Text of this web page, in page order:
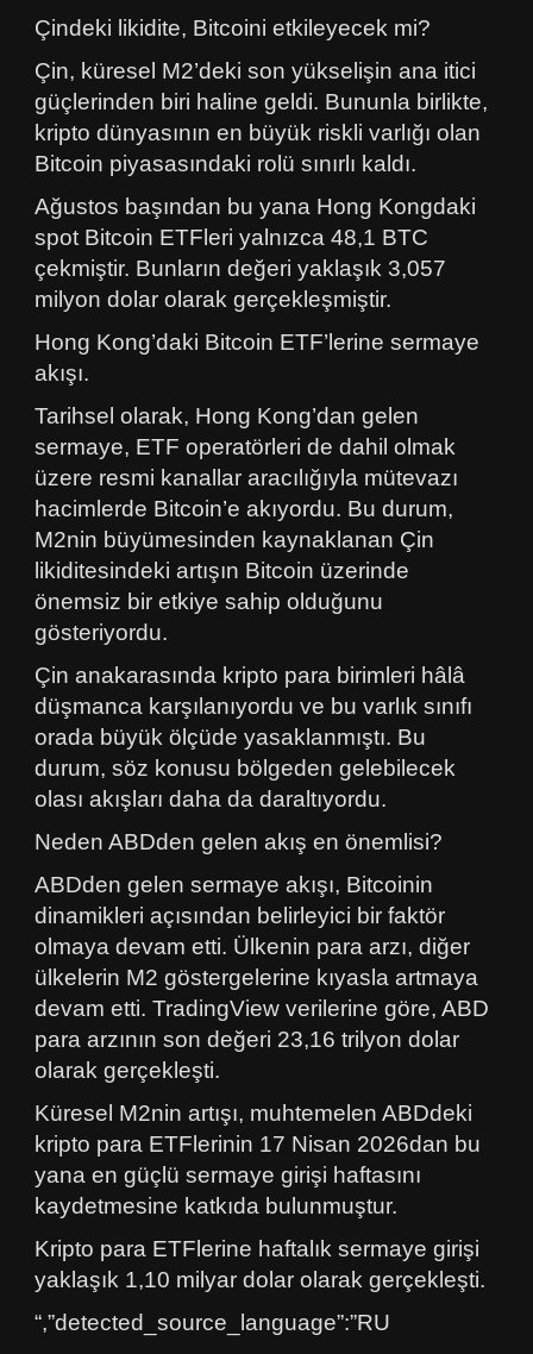
Çindeki likidite, Bitcoini etkileyecek mi?
Çin, küresel M2’deki son yükselişin ana itici
güçlerinden biri haline geldi. Bununla birlikte,
kripto dünyasının en büyük riskli varlığı olan
Bitcoin piyasasındaki rolü sınırlı kaldı.
Ağustos başından bu yana Hong Kongdaki
spot Bitcoin ETFleri yalnızca 48,1 BTC
çekmiştir. Bunların değeri yaklaşık 3,057
milyon dolar olarak gerçekleşmiştir.
Hong Kong’daki Bitcoin ETF’lerine sermaye
akışı.
Tarihsel olarak, Hong Kong’dan gelen
sermaye, ETF operatörleri de dahil olmak
üzere resmi kanallar aracılığıyla mütevazı
hacimlerde Bitcoin’e akıyordu. Bu durum,
M2nin büyümesinden kaynaklanan Çin
likiditesindeki artışın Bitcoin üzerinde
önemsiz bir etkiye sahip olduğunu
gösteriyordu.
Çin anakarasında kripto para birimleri hâlâ
düşmanca karşılanıyordu ve bu varlık sınıfı
orada büyük ölçüde yasaklanmıştı. Bu
durum, söz konusu bölgeden gelebilecek
olası akışları daha da daraltıyordu.
Neden ABDden gelen akış en önemlisi?
ABDden gelen sermaye akışı, Bitcoinin
dinamikleri açısından belirleyici bir faktör
olmaya devam etti. Ülkenin para arzı, diğer
ülkelerin M2 göstergelerine kıyasla artmaya
devam etti. TradingView verilerine göre, ABD
para arzının son değeri 23,16 trilyon dolar
olarak gerçekleşti.
Küresel M2nin artışı, muhtemelen ABDdeki
kripto para ETFlerinin 17 Nisan 2026dan bu
yana en güçlü sermaye girişi haftasını
kaydetmesine katkıda bulunmuştur.
Kripto para ETFlerine haftalık sermaye girişi
yaklaşık 1,10 milyar dolar olarak gerçekleşti.
“,”detected_source_language”:”RU